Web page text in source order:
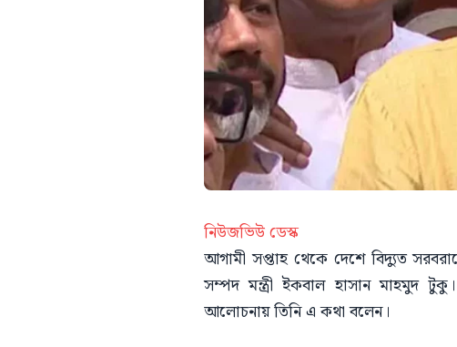
নিউজভিউ ডেস্ক
আগামী সপ্তাহ থেকে দেশে বিদ্যুত
সম্পদ মন্ত্রী ইকবাল হাসান মাহমুদ
আলোচনায় তিনি এ কথা বলেন।